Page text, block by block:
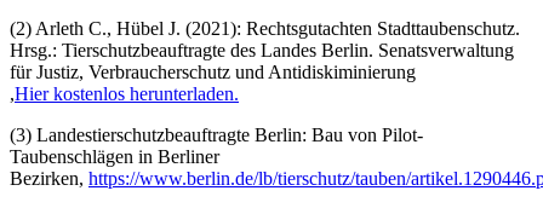
(2) Arleth C., Hübel J. (2021): Rechtsgutachten Stadttaubenschutz.
Hrsg.: Tierschutzbeauftragte des Landes Berlin. Senatsverwaltung
für Justiz, Verbraucherschutz und Antidiskiminierung
,Hier kostenlos herunterladen.
(3) Landestierschutzbeauftragte Berlin: Bau von Pilot-
Taubenschlägen in Berliner
Bezirken, https://www.berlin.de/lb/tierschutz/tauben/